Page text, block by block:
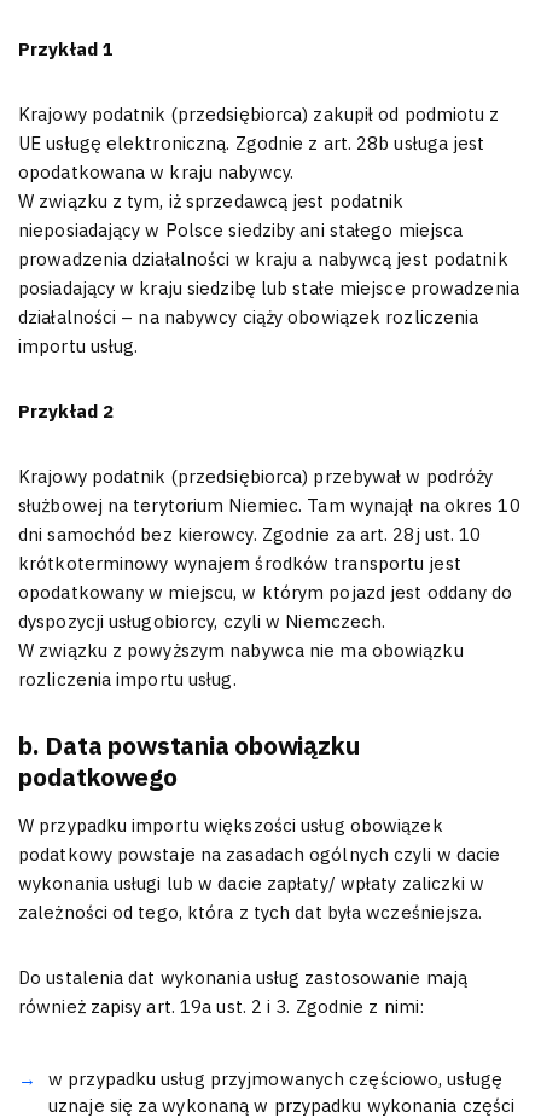
Przykład 1
Krajowy podatnik (przedsiębiorca) zakupił od podmiotu z
UE usługę elektroniczną. Zgodnie z art. 28b usługa jest
opodatkowana w kraju nabywcy.
W związku z tym, iż sprzedawcą jest podatnik
nieposiadający w Polsce siedziby ani stałego miejsca
prowadzenia działalności w kraju a nabywcą jest podatnik
posiadający w kraju siedzibę lub stałe miejsce prowadzenia
działalności – na nabywcy ciąży obowiązek rozliczenia
importu usług.
Przykład 2
Krajowy podatnik (przedsiębiorca) przebywał w podróży
służbowej na terytorium Niemiec. Tam wynajął na okres 10
dni samochód bez kierowcy. Zgodnie za art. 28j ust. 10
krótkoterminowy wynajem środków transportu jest
opodatkowany w miejscu, w którym pojazd jest oddany do
dyspozycji usługobiorcy, czyli w Niemczech.
W związku z powyższym nabywca nie ma obowiązku
rozliczenia importu usług.
b. Data powstania obowiązku
podatkowego
W przypadku importu większości usług obowiązek
podatkowy powstaje na zasadach ogólnych czyli w dacie
wykonania usługi lub w dacie zapłaty/ wpłaty zaliczki w
zależności od tego, która z tych dat była wcześniejsza.
Do ustalenia dat wykonania usług zastosowanie mają
również zapisy art. 19a ust. 2 i 3. Zgodnie z nimi:
w przypadku usług przyjmowanych częściowo, usługę
uznaje się za wykonaną w przypadku wykonania części